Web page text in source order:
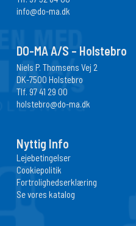
info@do-ma.dk
DO-MA A/S – Holstebro
Niels P. Thomsens Vej 2
DK-7500 Holstebro
Tlf. 97 41 29 00
holstebro@do-ma.dk
Nyttig Info
Lejebetingelser
Cookiepolitik
Fortrolighedserklæring
Se vores katalog